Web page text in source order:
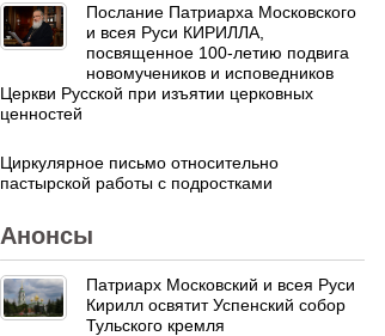
Послание Патриарха Московского
и всея Руси КИРИЛЛА,
посвященное 100-летию подвига
новомучеников и исповедников
Церкви Русской при изъятии церковных
ценностей
Циркулярное письмо относительно
пастырской работы с подростками
Анонсы
Патриарх Московский и всея Руси
Кирилл освятит Успенский собор
Тульского кремля